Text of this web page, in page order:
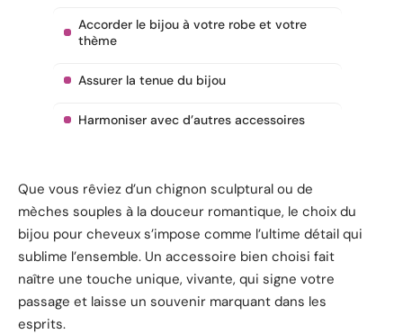
Accorder le bijou à votre robe et votre
thème
Assurer la tenue du bijou
Harmoniser avec d’autres accessoires
Que vous rêviez d’un chignon sculptural ou de
mèches souples à la douceur romantique, le choix du
bijou pour cheveux s’impose comme l’ultime détail qui
sublime l’ensemble. Un accessoire bien choisi fait
naître une touche unique, vivante, qui signe votre
passage et laisse un souvenir marquant dans les
esprits.